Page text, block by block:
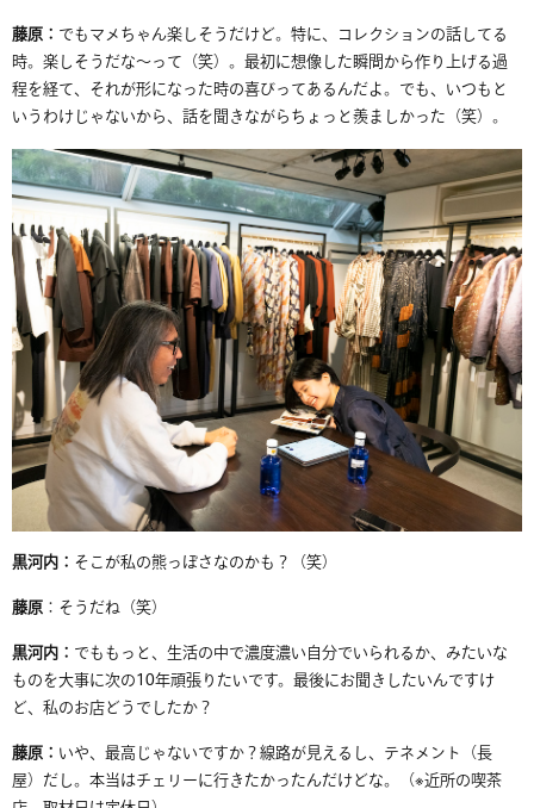
藤原： でもマメちゃん楽しそうだけど。特に、コレクションの話してる
時。楽しそうだな〜って（笑）。最初に想像した瞬間から作り上げる過
程を経て、それが形になった時の喜びってあるんだよ。でも、いつもと
いうわけじゃないから、 話を聞きながらちょっと羨ましかった（笑）。
黒河内： そこが私の熊っぽさなのかも？（笑）
藤原：そうだね（笑）
黒河内： でももっと、生活の中で濃度濃い自分でいられるか、みたいな
ものを大事に次の10年頑張りたいです。最後にお聞きしたいんですけ
ど、私のお店どうでしたか？
藤原： いや、最高じゃないですか？線路が見えるし、テネメント（長
屋）だし。本当はチェリーに行きたかったんだけどな。（※近所の喫茶